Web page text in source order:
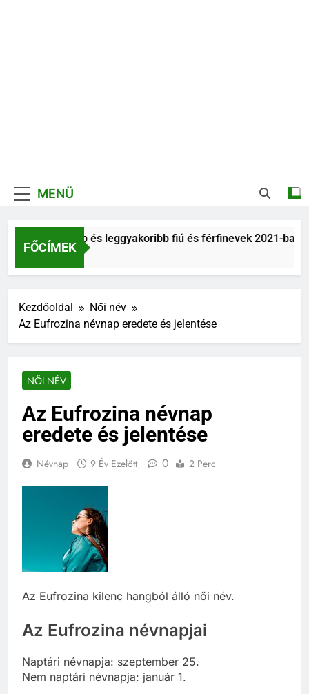
MENÜ
FŐCÍMEK
Legnépszerűbb és leggyakoribb fiú és férfinevek 2021-ban
6 Év Ezelőtt
Kezdőoldal
Női név
Az Eufrozina névnap eredete és jelentése
NŐI NÉV
Az Eufrozina névnap
eredete és jelentése
Névnap 9 Év Ezelőtt 0 2 Perc
Az Eufrozina kilenc hangból álló női név.
Az Eufrozina névnapjai
Naptári névnapja: szeptember 25.
Nem naptári névnapja: január 1.